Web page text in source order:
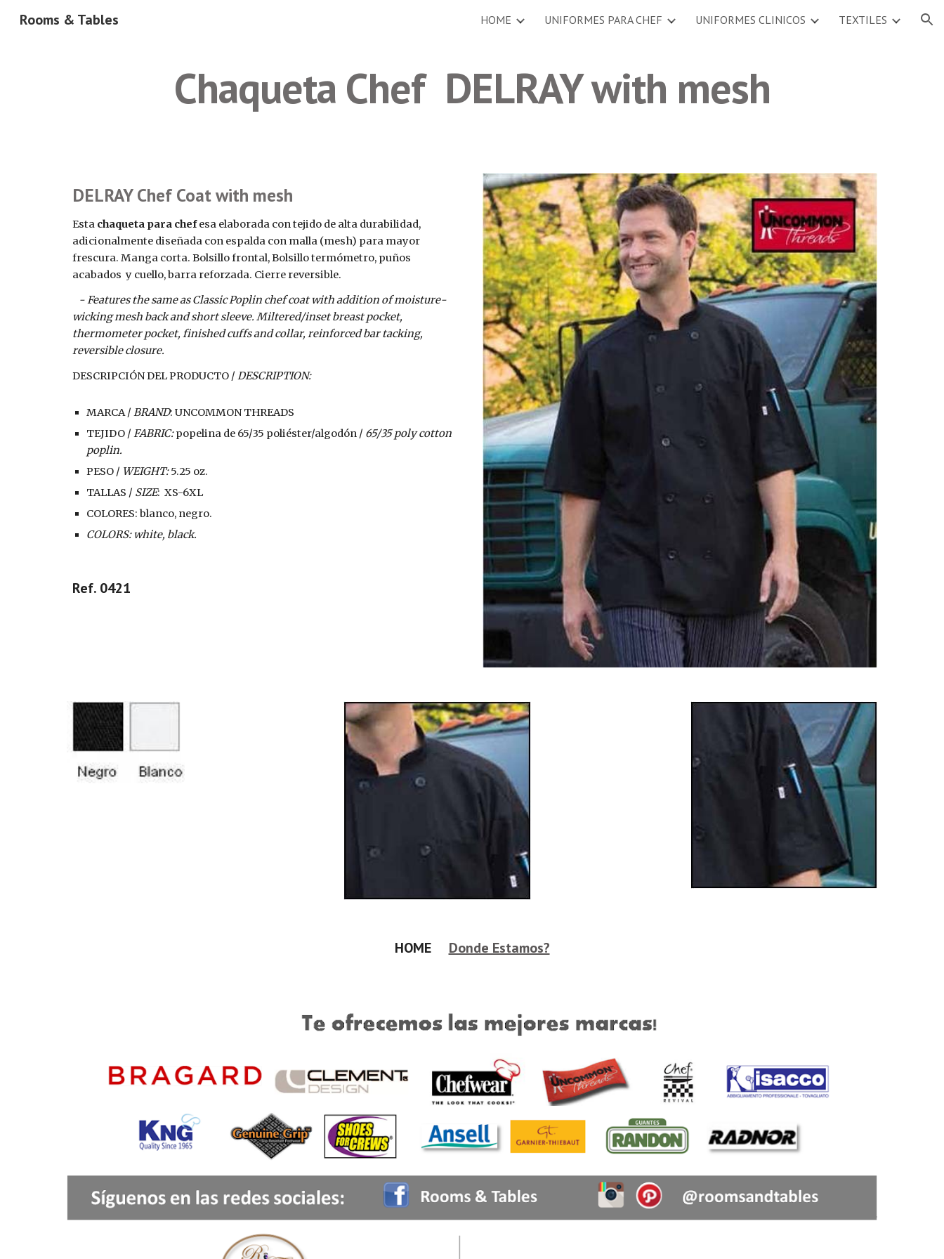
Skip to navigation
Rooms & Tables HOME UNIFORMES PARA CHEF UNIFORMES CLINICOS TEXTILES
Chaqueta Chef  DELRAY with mesh
DELRAY Chef Coat with mesh
Esta chaqueta para chef esa elaborada con tejido de alta durabilidad,
adicionalmente diseñada con espalda con malla (mesh) para mayor
frescura. Manga corta. Bolsillo frontal, Bolsillo termómetro, puños
acabados  y cuello, barra reforzada. Cierre reversible.
- Features the same as Classic Poplin chef coat with addition of moisture-
wicking mesh back and short sleeve. Miltered/inset breast pocket,
thermometer pocket, finished cuffs and collar, reinforced bar tacking,
reversible closure.
DESCRIPCIÓN DEL PRODUCTO / DESCRIPTION:
MARCA / BRAND: UNCOMMON THREADS
TEJIDO / FABRIC: popelina de 65/35 poliéster/algodón / 65/35 poly cotton
poplin.
PESO / WEIGHT: 5.25 oz.
TALLAS / SIZE:  XS-6XL
COLORES: blanco, negro.
COLORS: white, black.
Ref. 0421
HOME Donde Estamos?